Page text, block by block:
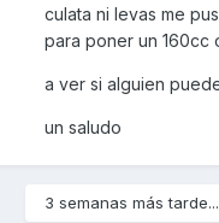
culata ni levas me
para poner un 160cc
a ver si alguien
un saludo
3 semanas más tarde...